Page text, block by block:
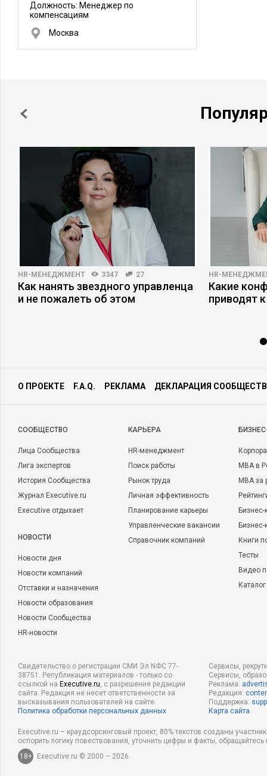
Должность: Менеджер по
компенсациям
Москва
HR-МЕНЕДЖМЕНТ 3347 27
Как нанять звездного управленца
и не пожалеть об этом
HR-
Какие
приводят
О ПРОЕКТЕ F.A.Q. РЕКЛАМА ДЕКЛАРАЦИЯ
CООБЩЕСТВО
Лица Сообщества
Лига экспертов
История Сообщества
Журнал Executive.ru
Executive отдыхает
НОВОСТИ
Новости дня
Новости компаний
Отставки и назначения
Новости образования
Новости Сообщества
HR-новости
КАРЬЕРА
HR-менеджмент
Поиск работы
Рынок труда
Личная эффективность
Планирование карьеры
Управленческие вакансии
Справочник компаний
MBA в
MBA
Бизнес-
Книги
Тесты
Видео
Свидетельство о регистрации СМИ Эл NФС 77-
38751. Републикация материалов - только со
ссылкой на Executive.ru, с разрешения редакции
сайта. Редакция не несет ответственности за
высказывания пользователей на сайте.
Политика обработки персональных данных
Сервисы,
Сервисы,
Реклама:
Редакция:
Поддержка:
Карта сайта
Executive.ru – краудсорсинговый проект, 80% текстов созданы
оспорить логику повествования, уточнить цифры и факты,
18+
Executive.ru © 2000 – 2026.